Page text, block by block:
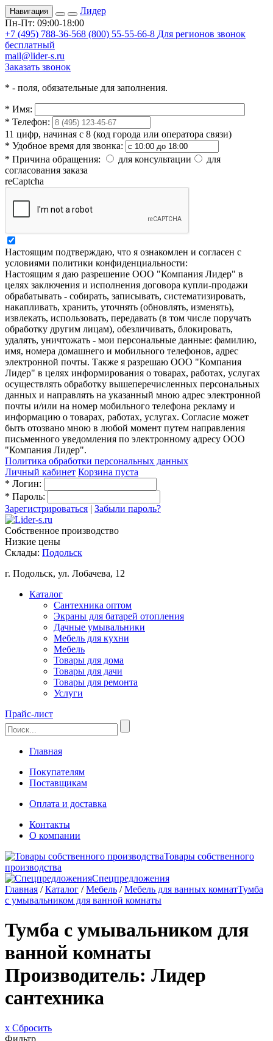
Навигация
Лидер
Пн-Пт: 09:00-18:00
+7 (495) 788-36-568 (800) 55-55-66-8 Для регионов звонок
бесплатный
mail@lider-s.ru
Заказать звонок
* - поля, обязательные для заполнения.
* Имя:
* Телефон:
11 цифр, начиная с 8 (код города или оператора связи)
* Удобное время для звонка:
* Причина обращения: для консультации
для
согласования заказа
reCaptcha
Настоящим подтверждаю, что я ознакомлен и согласен с
условиями политики конфиденциальности:
Настоящим я даю разрешение ООО "Компания Лидер" в
целях заключения и исполнения договора купли-продажи
обрабатывать - собирать, записывать, систематизировать,
накапливать, хранить, уточнять (обновлять, изменять),
извлекать, использовать, передавать (в том числе поручать
обработку другим лицам), обезличивать, блокировать,
удалять, уничтожать - мои персональные данные: фамилию,
имя, номера домашнего и мобильного телефонов, адрес
электронной почты. Также я разрешаю ООО "Компания
Лидер" в целях информирования о товарах, работах, услугах
осуществлять обработку вышеперечисленных персональных
данных и направлять на указанный мною адрес электронной
почты и/или на номер мобильного телефона рекламу и
информацию о товарах, работах, услугах. Согласие может
быть отозвано мною в любой момент путем направления
письменного уведомления по электронному адресу ООО
"Компания Лидер".
Политика обработки персональных данных
Личный кабинет Корзина пуста
* Логин:
* Пароль:
Зарегистрироваться | Забыли пароль?
Собственное производство
Низкие цены
Склады: Подольск
г. Подольск, ул. Лобачева, 12
Каталог
Сантехника оптом
Экраны для батарей отопления
Дачные умывальники
Мебель для кухни
Мебель
Товары для дома
Товары для дачи
Товары для ремонта
Услуги
Прайс-лист
Главная
Покупателям
Поставщикам
Оплата и доставка
Контакты
О компании
Товары собственного
производства
Спецпредложения
Главная /Каталог /Мебель /Мебель для ванных комнатТумба
с умывальником для ванной комнаты
Тумба с умывальником для
ванной комнаты
Производитель: Лидер
сантехника
x Сбросить
Фильтр